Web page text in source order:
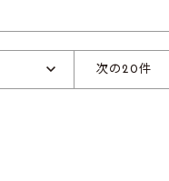
次の20件